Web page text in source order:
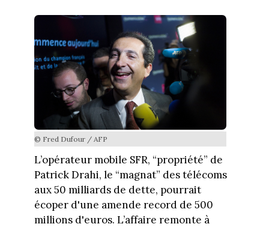
© Fred Dufour / AFP
L’opérateur mobile SFR, “propriété” de
Patrick Drahi, le “magnat” des télécoms
aux 50 milliards de dette, pourrait
écoper d'une amende record de 500
millions d'euros. L’affaire remonte à